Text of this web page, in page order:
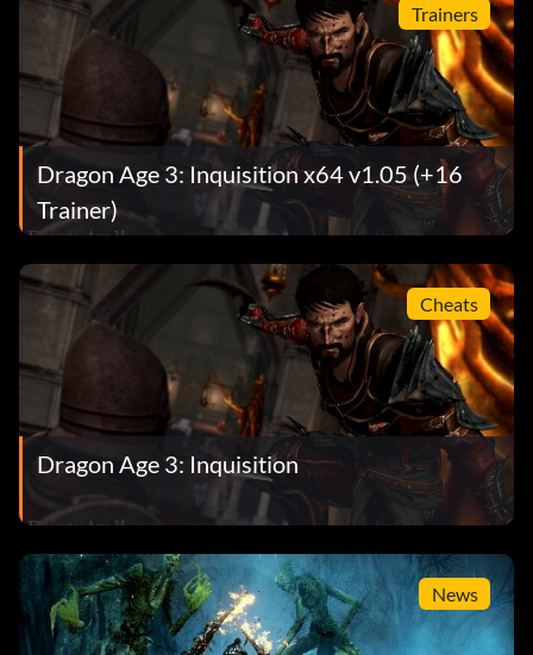
Trainers
Dragon Age 3: Inquisition x64 v1.05 (+16
Trainer)
Cheats
Dragon Age 3: Inquisition
News